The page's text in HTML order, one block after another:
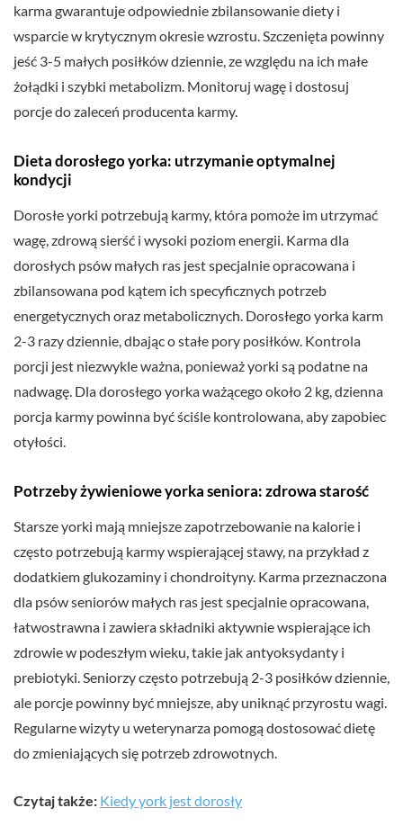
karma gwarantuje odpowiednie zbilansowanie diety i
wsparcie w krytycznym okresie wzrostu. Szczenięta powinny
jeść 3-5 małych posiłków dziennie, ze względu na ich małe
żołądki i szybki metabolizm. Monitoruj wagę i dostosuj
porcje do zaleceń producenta karmy.
Dieta dorosłego yorka: utrzymanie optymalnej
kondycji
Dorosłe yorki potrzebują karmy, która pomoże im utrzymać
wagę, zdrową sierść i wysoki poziom energii. Karma dla
dorosłych psów małych ras jest specjalnie opracowana i
zbilansowana pod kątem ich specyficznych potrzeb
energetycznych oraz metabolicznych. Dorosłego yorka karm
2-3 razy dziennie, dbając o stałe pory posiłków. Kontrola
porcji jest niezwykle ważna, ponieważ yorki są podatne na
nadwagę. Dla dorosłego yorka ważącego około 2 kg, dzienna
porcja karmy powinna być ściśle kontrolowana, aby zapobiec
otyłości.
Potrzeby żywieniowe yorka seniora: zdrowa starość
Starsze yorki mają mniejsze zapotrzebowanie na kalorie i
często potrzebują karmy wspierającej stawy, na przykład z
dodatkiem glukozaminy i chondroityny. Karma przeznaczona
dla psów seniorów małych ras jest specjalnie opracowana,
łatwostrawna i zawiera składniki aktywnie wspierające ich
zdrowie w podeszłym wieku, takie jak antyoksydanty i
prebiotyki. Seniorzy często potrzebują 2-3 posiłków dziennie,
ale porcje powinny być mniejsze, aby uniknąć przyrostu wagi.
Regularne wizyty u weterynarza pomogą dostosować dietę
do zmieniających się potrzeb zdrowotnych.
Czytaj także: Kiedy york jest dorosły